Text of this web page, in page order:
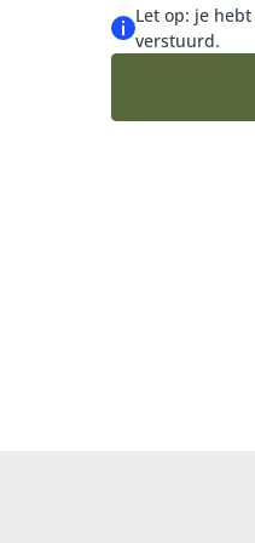
Let op: je hebt
verstuurd.